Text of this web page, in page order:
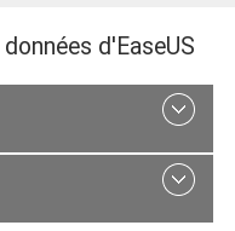
d'EaseUS